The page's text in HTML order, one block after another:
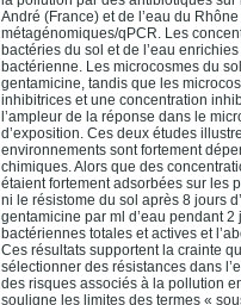
André (France) et de l’eau du
métagénomiques/qPCR. Les
bactéries du sol et de l’eau
bactérienne. Les microcosmes du
gentamicine, tandis que les
inhibitrices et une concentration
l’ampleur de la réponse dans le
d’exposition. Ces deux études
environnements sont fortement
chimiques. Alors que des
étaient fortement adsorbées sur les
ni le résistome du sol après 8 jours
gentamicine par ml d’eau pendant
bactériennes totales et actives et
Ces résultats supportent la crainte
sélectionner des résistances dans
des risques associés à la pollution
souligne les limites des termes «